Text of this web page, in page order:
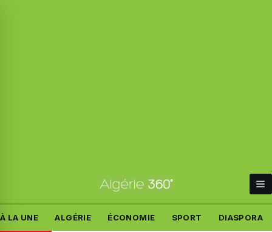
À LA UNE ALGÉRIE ÉCONOMIE SPORT DIASPORA